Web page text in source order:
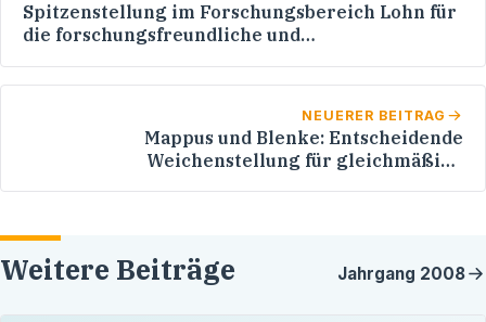
Spitzenstellung im Forschungsbereich Lohn für
die forschungsfreundliche und
Auf den erreichten Erfolgen werden wir uns
NEUERER BEITRAG
Mappus und Blenke: Entscheidende
Weichenstellung für gleichmäßige
Weitere Beiträge Jahrgang 2008